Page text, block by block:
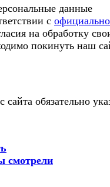
данные
с
на обработку
покинуть наш
обязательно
смотрели